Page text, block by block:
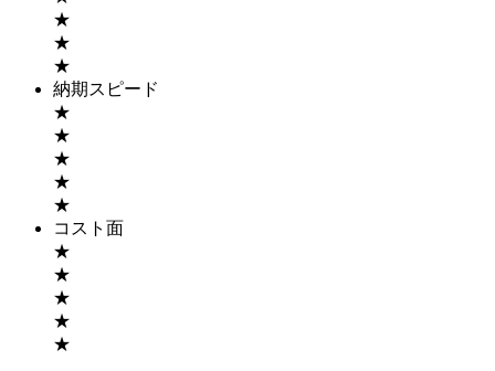
★
★
★
納期スピード
★
★
★
★
★
コスト面
★
★
★
★
★